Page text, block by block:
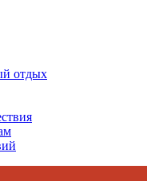
отдых